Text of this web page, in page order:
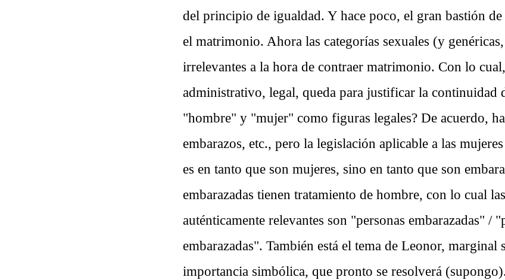
del principio de igualdad. Y hace poco, el gran bastión
el matrimonio. Ahora las categorías sexuales (y
irrelevantes a la hora de contraer matrimonio. Con lo
administrativo, legal, queda para justificar la continuidad
"hombre" y "mujer" como figuras legales? De acuerdo,
embarazos, etc., pero la legislación aplicable a las
es en tanto que son mujeres, sino en tanto que son
embarazadas tienen tratamiento de hombre, con lo cual
auténticamente relevantes son "personas embarazadas" /
embarazadas". También está el tema de Leonor, marginal
importancia simbólica, que pronto se resolverá